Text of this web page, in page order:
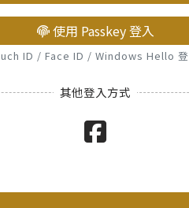
使用 Passkey 登入
ID / Face ID / Windows Hello